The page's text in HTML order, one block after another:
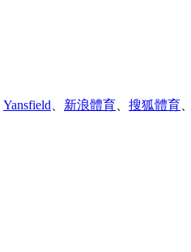
Yansfield 新浪體育 搜狐體育